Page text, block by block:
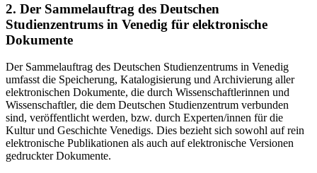
2. Der Sammelauftrag des Deutschen
Studienzentrums in Venedig für elektronische
Dokumente
Der Sammelauftrag des Deutschen Studienzentrums in Venedig
umfasst die Speicherung, Katalogisierung und Archivierung aller
elektronischen Dokumente, die durch Wissenschaftlerinnen und
Wissenschaftler, die dem Deutschen Studienzentrum verbunden
sind, veröffentlicht werden, bzw. durch Experten/innen für die
Kultur und Geschichte Venedigs. Dies bezieht sich sowohl auf rein
elektronische Publikationen als auch auf elektronische Versionen
gedruckter Dokumente.